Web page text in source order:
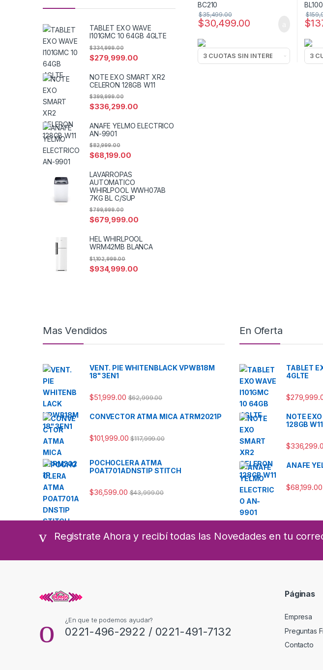
$30,499.00
$35,499.00
$
$
TABLET EXO WAVE
I101GMC 10 64GB 4GLTE
$279,999.00
$334,999.00
NOTE EXO SMART XR2
CELERON 128GB W11
$336,299.00
$399,999.00
ANAFE YELMO ELECTRICO
AN-9901
$68,199.00
$82,999.00
LAVARROPAS
AUTOMATICO
WHIRLPOOL WWH07AB
7KG BL C/SUP
$679,999.00
$799,999.00
HEL WHIRLPOOL
WRM42MB BLANCA
$934,999.00
$1,102,999.00
Mas Vendidos
VENT. PIE WHITENBLACK VPWB18M
18" 3EN1
$51,999.00 $62,999.00
CONVECTOR ATMA MICA ATRM2021P
$101,999.00 $117,999.00
POCHOCLERA ATMA
POAT701ADNSTIP STITCH
$36,599.00 $43,999.00
En Oferta
TABLET
4GLTE
$
NOTE
128GB W11
$
ANAFE
$68,199.00
Registrate Ahora y recibí todas las Novedades en tu
¿En que te podemos ayudar?
0221-496-2922 / 0221-491-7132
Páginas
Empresa
Preguntas
Contacto